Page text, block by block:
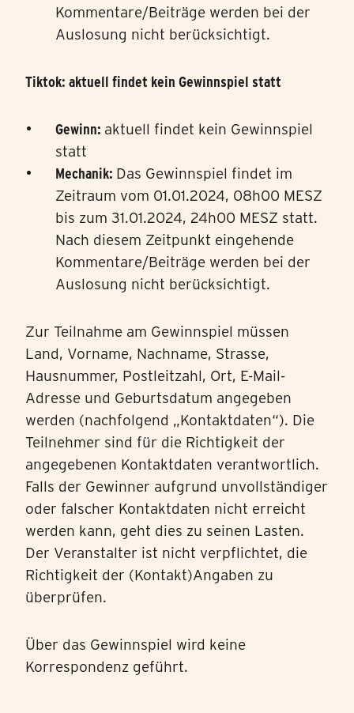
Kommentare/Beiträge werden bei der
Auslosung nicht berücksichtigt.
Tiktok: aktuell findet kein Gewinnspiel statt
Gewinn: aktuell findet kein Gewinnspiel
statt
Mechanik: Das Gewinnspiel findet im
Zeitraum vom 01.01.2024, 08h00 MESZ
bis zum 31.01.2024, 24h00 MESZ statt.
Nach diesem Zeitpunkt eingehende
Kommentare/Beiträge werden bei der
Auslosung nicht berücksichtigt.
Zur Teilnahme am Gewinnspiel müssen
Land, Vorname, Nachname, Strasse,
Hausnummer, Postleitzahl, Ort, E-Mail-
Adresse und Geburtsdatum angegeben
werden (nachfolgend „Kontaktdaten“). Die
Teilnehmer sind für die Richtigkeit der
angegebenen Kontaktdaten verantwortlich.
Falls der Gewinner aufgrund unvollständiger
oder falscher Kontaktdaten nicht erreicht
werden kann, geht dies zu seinen Lasten.
Der Veranstalter ist nicht verpflichtet, die
Richtigkeit der (Kontakt)Angaben zu
überprüfen.
Über das Gewinnspiel wird keine
Korrespondenz geführt.